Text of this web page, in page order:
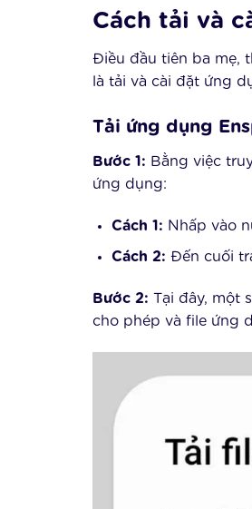
Cách tải và
Điều đầu tiên ba mẹ,
là tải và cài đặt ứng
Tải ứng dụng
Bước 1: Bằng việc
ứng dụng:
Cách 1: Nhấp vào
Cách 2: Đến cuối
Bước 2: Tại đây, một
cho phép và file ứng